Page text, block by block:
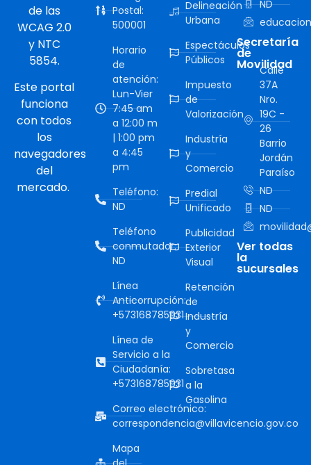
de las
WCAG 2.0
y NTC
5854.
Este portal
funciona
con todos
los
navegadores
del
mercado.
Postal:
500001
Horario
de
atención:
Lun-Vier
7:45 am
a 12:00 m
| 1:00 pm
a 4:45
pm
Teléfono:
ND
Teléfono
conmutador:
ND
Línea
Anticorrupción:
+573168785931
Línea de
Servicio a la
Ciudadanía:
+573168785931
Correo electrónico:
correspondencia@villavicencio.gov.co
Mapa
Delineación
Urbana
Espectáculos
Públicos
Impuesto
de
Valorización
Industría
y
Comercio
Predial
Unificado
Publicidad
Exterior
Visual
Retención
de
Industría
y
Comercio
Sobretasa
a la
Gasolina
ND
Secretaría
de
Movilidad
Calle
37A
Nro.
19C -
26
Barrio
Jordán
Paraíso
ND
ND
Ver todas
la
sucursales